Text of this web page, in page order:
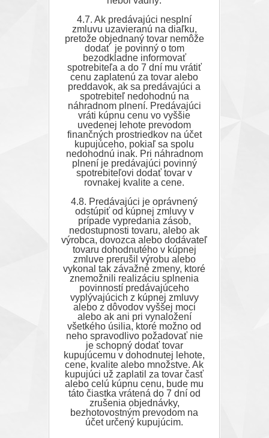
4.7. Ak predávajúci nesplní
zmluvu uzavieranú na diaľku,
pretože objednaný tovar nemôže
dodať je povinný o tom
bezodkladne informovať
spotrebiteľa a do 7 dní mu vrátiť
cenu zaplatenú za tovar alebo
preddavok, ak sa predávajúci a
spotrebiteľ nedohodnú na
náhradnom plnení. Predávajúci
vráti kúpnu cenu vo vyššie
uvedenej lehote prevodom
finančných prostriedkov na účet
kupujúceho, pokiaľ sa spolu
nedohodnú inak. Pri náhradnom
plnení je predávajúci povinný
spotrebiteľovi dodať tovar v
rovnakej kvalite a cene.
4.8. Predávajúci je oprávnený
odstúpiť od kúpnej zmluvy v
prípade vypredania zásob,
nedostupnosti tovaru, alebo ak
výrobca, dovozca alebo dodávateľ
tovaru dohodnutého v kúpnej
zmluve prerušil výrobu alebo
vykonal tak závažné zmeny, ktoré
znemožnili realizáciu splnenia
povinností predávajúceho
vyplývajúcich z kúpnej zmluvy
alebo z dôvodov vyššej moci
alebo ak ani pri vynaložení
všetkého úsilia, ktoré možno od
neho spravodlivo požadovať nie
je schopný dodať tovar
kupujúcemu v dohodnutej lehote,
cene, kvalite alebo množstve. Ak
kupujúci už zaplatil za tovar časť
alebo celú kúpnu cenu, bude mu
táto čiastka vrátená do 7 dní od
zrušenia objednávky,
bezhotovostným prevodom na
účet určený kupujúcim.